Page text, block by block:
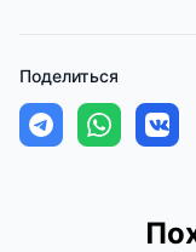
Поделиться